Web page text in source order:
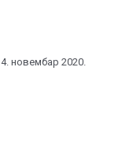
4. новембар 2020.